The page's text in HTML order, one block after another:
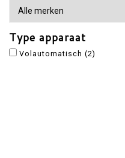
Type apparaat
Volautomatisch (2)